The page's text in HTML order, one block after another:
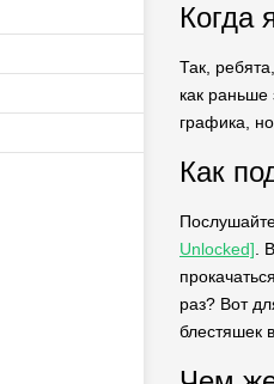
Когда
Так,
как раньше
графика,
Как
Unlocked] .
раз? Вот
блестяшек